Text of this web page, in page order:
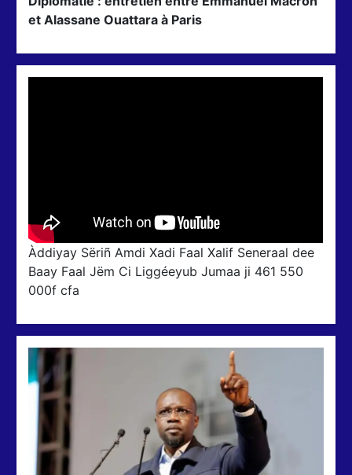
et Alassane Ouattara à Paris
Àddiyay Sëriñ Amdi Xadi Faal Xalif Seneraal dee
Baay Faal Jëm Ci Liggéeyub Jumaa ji 461 550
000f cfa